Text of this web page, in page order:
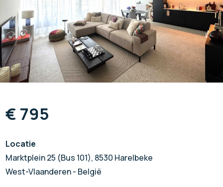
€ 795
Locatie
Marktplein 25 (Bus 101), 8530 Harelbeke
West-Vlaanderen - België